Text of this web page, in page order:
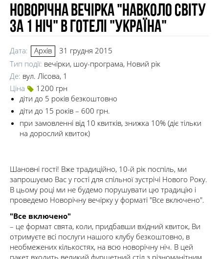
Новорічна вечірка "Навколо світу
за 1 ніч" в готелі "Україна"
Дата: Архів
31 грудня 2015
Тип події: вечірки, шоу-програма, Новий рік
Де: вул. Лісова, 1
Ціна
1200 грн
діти до 5 років безкоштовно
діти до 15 років – 600 грн.
при замовленні від 10 квитків, знижка 10% (діє тільки
на дорослий квиток)
Шановні гості! Вже традиційно, 10-й рік поспіль, ми
запрошуємо Вас у гості для спільної зустрічі Нового Року.
В цьому році ми не будемо порушувати цю традицію і
проведемо Новорічну вечірку у форматі "Все включено".
"Все включено"
– це формат свята, коли, придбавши вхідний квиток, Ви
отримуєте всі послуги нашого клубу безкоштовно, в
необмежених кількостях, на всю новорічну ніч. В цей